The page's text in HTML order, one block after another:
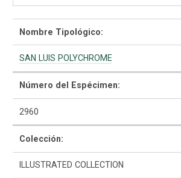
Como Utilizar
Nombre Tipológico:
SAN LUIS POLYCHROME
Número del Espécimen:
2960
Colección:
ILLUSTRATED COLLECTION